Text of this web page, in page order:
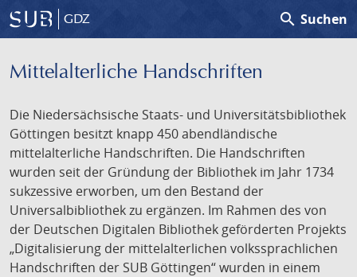
GDZ search Suchen
Mittelalterliche Handschriften
Die Niedersächsische Staats- und Universitätsbibliothek
Göttingen besitzt knapp 450 abendländische
mittelalterliche Handschriften. Die Handschriften
wurden seit der Gründung der Bibliothek im Jahr 1734
sukzessive erworben, um den Bestand der
Universalbibliothek zu ergänzen. Im Rahmen des von
der Deutschen Digitalen Bibliothek geförderten Projekts
„Digitalisierung der mittelalterlichen volkssprachlichen
Handschriften der SUB Göttingen“ wurden in einem